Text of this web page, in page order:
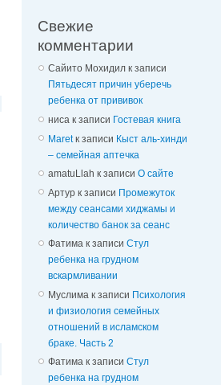
Свежие
комментарии
Сайито Мохидил к записи
Пятьдесят причин уберечь
ребенка от прививок
ниса к записи Гостевая книга
Maretк записи Кыст аль-хинди
– семейная аптечка
amatuLlah к записи О сайте
Артур к записи Промежуток
между сеансами хиджамы и
количество банок за сеанс
Фатима к записи Стул
ребенка на грудном
вскармливании
Муслима к записи Психология
и физиология семейных
отношений в исламском
браке. Часть 2
Фатима к записи Стул
ребенка на грудном